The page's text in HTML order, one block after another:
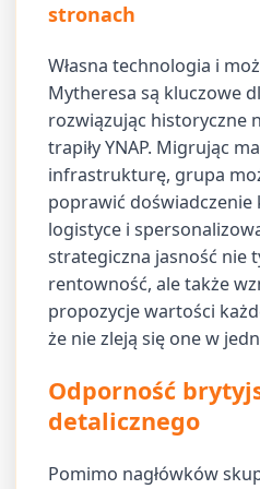
stronach
Własna technologia i
Mytheresa są kluczowe
rozwiązując historyczne
trapiły YNAP. Migrując
infrastrukturę, grupa
poprawić doświadczenie
logistyce i
strategiczna jasność nie
rentowność, ale także
propozycje wartości
że nie zleją się one w
Odporność
detalicznego
Pomimo nagłówków